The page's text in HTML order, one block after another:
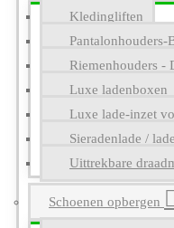
Kledingliften
Pantalonhouders-
Riemenhouders -
Luxe ladenboxen
Luxe lade-inzet
Sieradenlade /
Uittrekbare
Schoenen opbergen